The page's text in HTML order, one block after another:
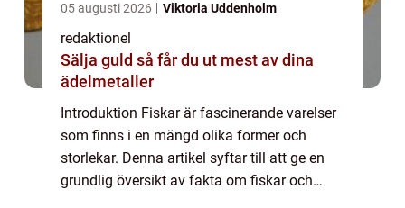
05 augusti 2026 Viktoria Uddenholm
redaktionel
Sälja guld så får du ut mest av dina
ädelmetaller
Introduktion Fiskar är fascinerande varelser
som finns i en mängd olika former och
storlekar. Denna artikel syftar till att ge en
grundlig översikt av fakta om fiskar och